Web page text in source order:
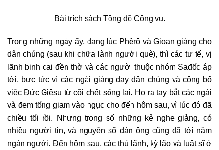
Bài trích sách Tông đồ Công vụ.
Trong những ngày ấy, đang lúc Phêrô và Gioan giảng cho
dân chúng (sau khi chữa lành người què), thì các tư tế, vị
lãnh binh cai đền thờ và các người thuộc nhóm Sađốc áp
tới, bực tức vì các ngài giảng dạy dân chúng và công bố
việc Ðức Giêsu từ cõi chết sống lại. Họ ra tay bắt các ngài
và đem tống giam vào ngục cho đến hôm sau, vì lúc đó đã
chiều tối rồi. Nhưng trong số những kẻ nghe giảng, có
nhiều người tin, và nguyên số đàn ông cũng đã tới năm
ngàn người. Ðến hôm sau, các thủ lãnh, kỳ lão và luật sĩ ở